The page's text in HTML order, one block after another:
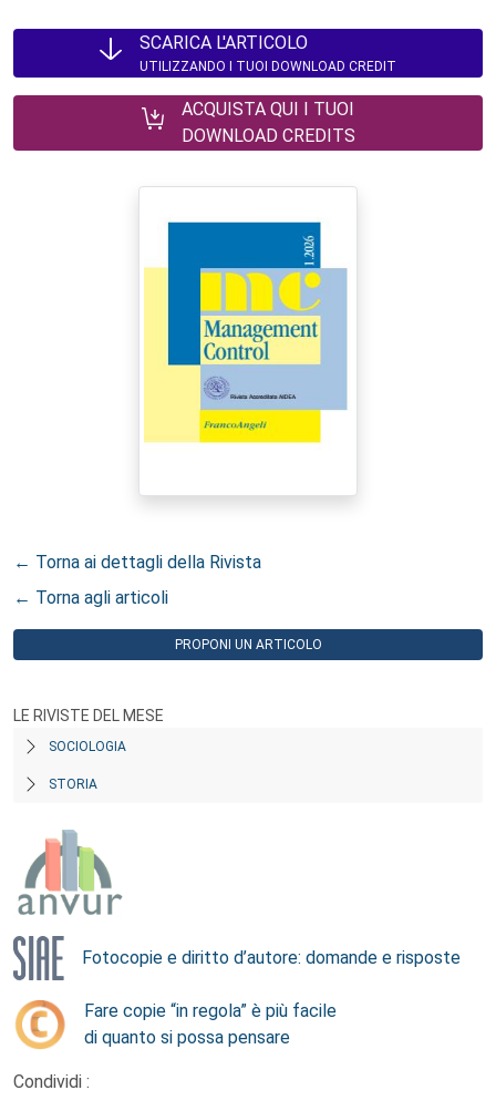
SCARICA L'ARTICOLO
UTILIZZANDO I TUOI DOWNLOAD CREDIT
ACQUISTA QUI I TUOI
DOWNLOAD CREDITS
← Torna ai dettagli della Rivista
← Torna agli articoli
PROPONI UN ARTICOLO
LE RIVISTE DEL MESE
SOCIOLOGIA
STORIA
Fotocopie e diritto d’autore: domande e risposte
Fare copie “in regola” è più facile
di quanto si possa pensare
Condividi :